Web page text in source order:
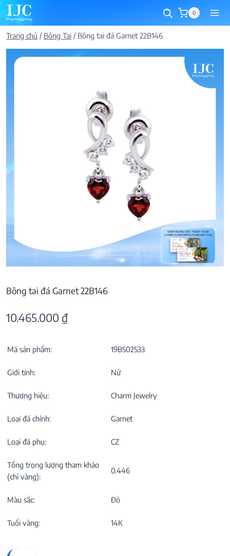
Skip
to
content
0
Trang chủ / Bông Tai / Bông tai đá Garnet 22B146
Bông tai đá Garnet 22B146
10.465.000 ₫
Mã sản phẩm: 19B502533
Giới tính: Nữ
Thương hiệu: Charm Jewelry
Loại đá chính: Garnet
Loại đá phụ: CZ
Tổng trọng lượng tham khảo
(chỉ vàng):
0.446
Màu sắc: Đỏ
Tuổi vàng: 14K